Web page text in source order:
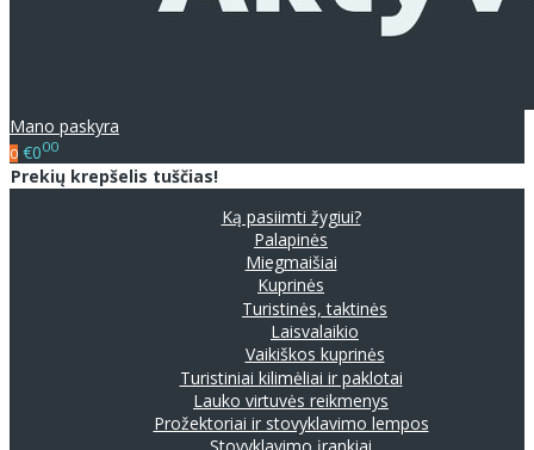
Mano paskyra
0 €000
Prekių krepšelis tuščias!
Ką pasiimti žygiui?
Palapinės
Miegmaišiai
Kuprinės
Turistinės, taktinės
Laisvalaikio
Vaikiškos kuprinės
Turistiniai kilimėliai ir paklotai
Lauko virtuvės reikmenys
Prožektoriai ir stovyklavimo lempos
Stovyklavimo įrankiai